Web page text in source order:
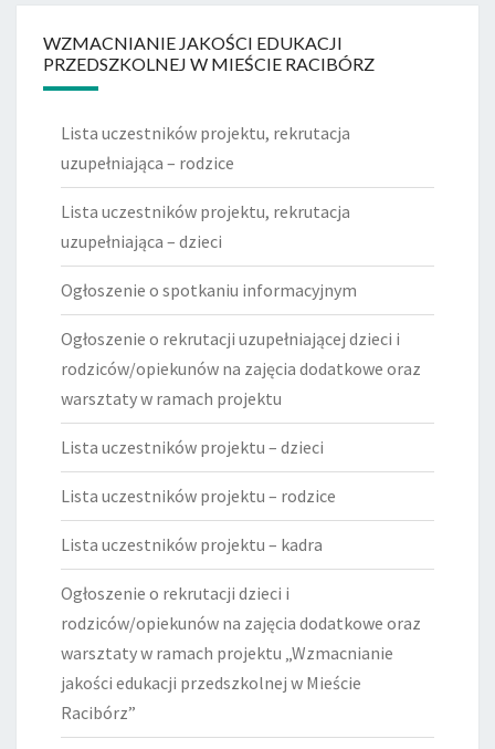
WZMACNIANIE JAKOŚCI EDUKACJI
PRZEDSZKOLNEJ W MIEŚCIE RACIBÓRZ
Lista uczestników projektu, rekrutacja
uzupełniająca – rodzice
Lista uczestników projektu, rekrutacja
uzupełniająca – dzieci
Ogłoszenie o spotkaniu informacyjnym
Ogłoszenie o rekrutacji uzupełniającej dzieci i
rodziców/opiekunów na zajęcia dodatkowe oraz
warsztaty w ramach projektu
Lista uczestników projektu – dzieci
Lista uczestników projektu – rodzice
Lista uczestników projektu – kadra
Ogłoszenie o rekrutacji dzieci i
rodziców/opiekunów na zajęcia dodatkowe oraz
warsztaty w ramach projektu „Wzmacnianie
jakości edukacji przedszkolnej w Mieście
Racibórz”